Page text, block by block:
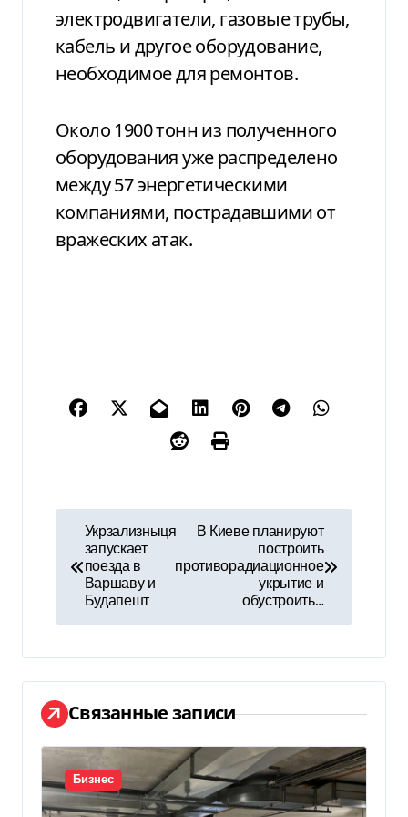
электродвигатели, газовые трубы,
кабель и другое оборудование,
необходимое для ремонтов.
Около 1900 тонн из полученного
оборудования уже распределено
между 57 энергетическими
компаниями, пострадавшими от
вражеских атак.
г
а
ц
и
Укрзализныця
запускает
поезда в
Варшаву и
Будапешт
В Киеве планируют
построить
противорадиационное
укрытие и
обустроить…
Связанные записи
Бизнес